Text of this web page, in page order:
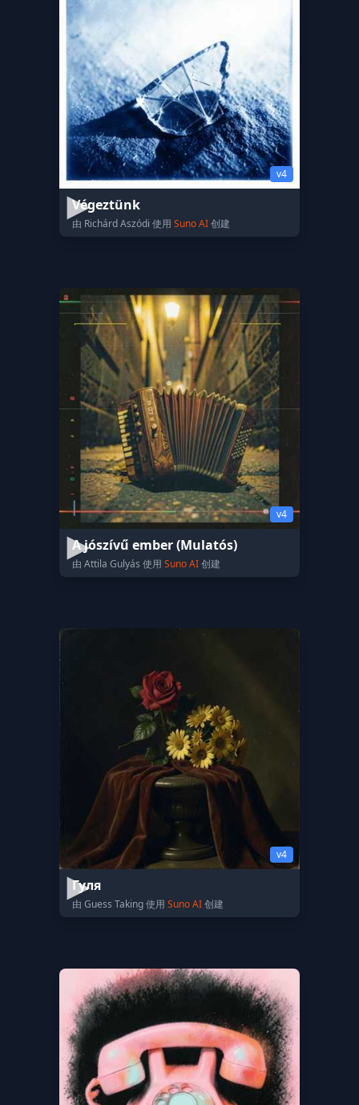
v4
Végeztünk
由 Richárd Aszódi 使用 Suno AI创建
v4
A jószívű ember (Mulatós)
由 Attila Gulyás 使用 Suno AI创建
v4
Гуля
由 Guess Taking 使用 Suno AI创建